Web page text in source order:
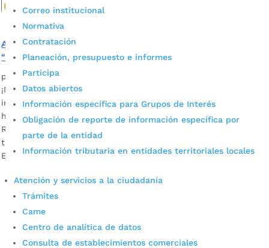
Correo institucional
Normativa
Contratación
Planeación, presupuesto e informes
Participa
Datos abiertos
Información específica para Grupos de Interés
Obligación de reporte de información específica por
parte de la entidad
Información tributaria en entidades territoriales locales
Atención y servicios a la ciudadanía
Trámites
Came
Centro de analítica de datos
Consulta de establecimientos comerciales
Alcaldía y programa Progresa NO lideran entrega de
“Bono de sostenimiento para emprendedores”
por Alcaldía de Bucaramanga
¡No se deje engañar! Si recibe un mensaje de texto
informándole que es beneficiario de dicho bono, por favor
haga caso omiso a este. Descargar audio: Isabel Cristina
Rincón – Directora del IMEBU La Alcaldía de Bucaramanga, a
través del Instituto Municipal de Empleo y Fomento
Empresarial (IMEBU), se permite aclarar que es FALSA la […]